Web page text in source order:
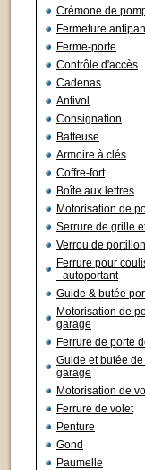
Crémone de
Fermeture
Ferme-porte
Contrôle d'accès
Cadenas
Antivol
Consignation
Batteuse
Armoire à clés
Coffre-fort
Boîte aux lettres
Motorisation de
Serrure de grille
Verrou de
Ferrure pour
- autoportant
Guide & butée
Motorisation de
garage
Ferrure de porte
Guide et butée
garage
Motorisation de
Ferrure de volet
Penture
Gond
Paumelle